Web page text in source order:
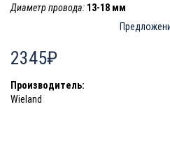
Диаметр провода: 13-18 мм
2345₽
Производитель:
Wieland